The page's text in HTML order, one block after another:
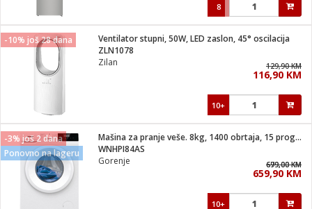
8
-10% još 28 dana
Ventilator stupni, 50W, LED zaslon, 45° oscilacija
ZLN1078
Zilan
129,90 KM
116,90 KM
10+
-3% još 2 dana
Ponovno na lageru
Mašina za pranje veše. 8kg, 1400 obrtaja, 15 programa
WNHPI84AS
Gorenje
699,00 KM
679,00 KM
659,90 KM
10+